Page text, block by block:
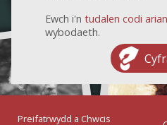
Ewch i'n tudalen codi arian
wybodaeth.
Preifatrwydd a Chwcis